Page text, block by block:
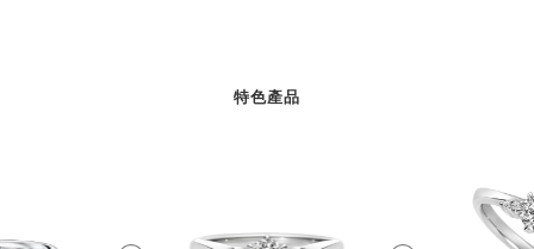
特色產品